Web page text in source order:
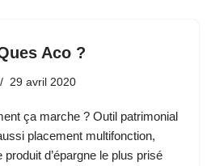
Aco ?
29 avril 2020
ça marche ? Outil patrimonial
placement multifonction,
produit d’épargne le plus prisé